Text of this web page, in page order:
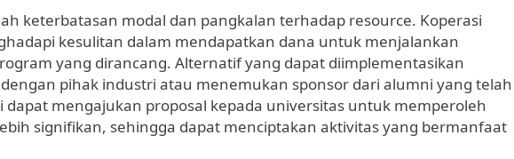
keterbatasan modal dan pangkalan terhadap resource. Koperasi
kesulitan dalam mendapatkan dana untuk menjalankan
yang dirancang. Alternatif yang dapat diimplementasikan
pihak industri atau menemukan sponsor dari alumni yang telah
dapat mengajukan proposal kepada universitas untuk memperoleh
signifikan, sehingga dapat menciptakan aktivitas yang bermanfaat